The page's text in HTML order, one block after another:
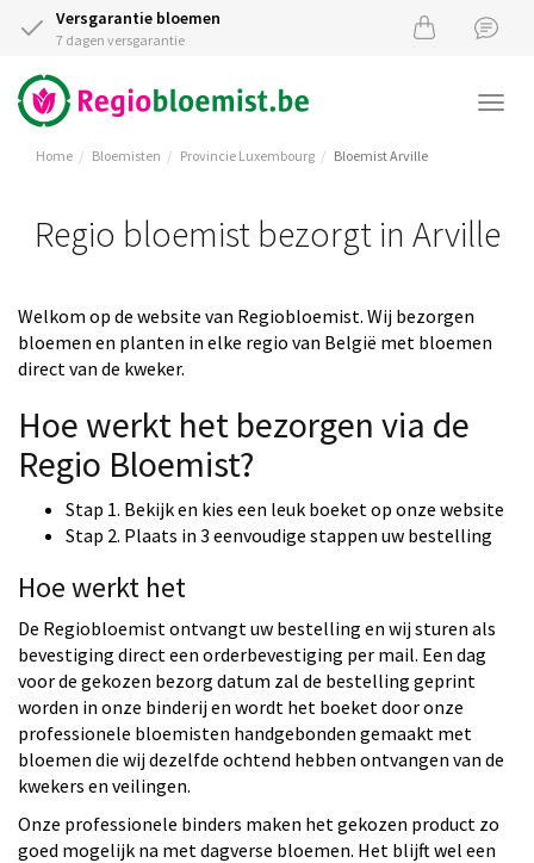
Versgarantie bloemen
7 dagen versgarantie
Home Bloemisten Provincie Luxembourg Bloemist Arville
Regio bloemist bezorgt in Arville
Welkom op de website van Regiobloemist. Wij bezorgen
bloemen en planten in elke regio van België met bloemen
direct van de kweker.
Hoe werkt het bezorgen via de
Regio Bloemist?
Stap 1. Bekijk en kies een leuk boeket op onze website
Stap 2. Plaats in 3 eenvoudige stappen uw bestelling
Hoe werkt het
De Regiobloemist ontvangt uw bestelling en wij sturen als
bevestiging direct een orderbevestiging per mail. Een dag
voor de gekozen bezorg datum zal de bestelling geprint
worden in onze binderij en wordt het boeket door onze
professionele bloemisten handgebonden gemaakt met
bloemen die wij dezelfde ochtend hebben ontvangen van de
kwekers en veilingen.
Onze professionele binders maken het gekozen product zo
goed mogelijk na met dagverse bloemen. Het blijft wel een